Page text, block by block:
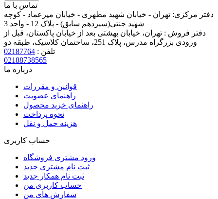
تماس با ما
دفتر مرکزی: تهران - خیابان شهید مطهری - خیابان میرعماد - کوچه
شهید جنتی(سیزدهم سابق) - پلاک 12 - واحد 3
دفتر فروش : تهران، خیابان بهشتی بعد از خیابان پاکستان، قبل از
ورودی بزرگراه مدرس، پلاک 251، ساختمان کلاسیک، طبقه دو
تلفن : 02187764
02188738565
درباره ما
قوانین و مقررات
راهنمای عضویت
راهنمای خرید محصول
نحوه پرداخت
هزینه حمل و نقل
حساب کاربری
ورود مشتری فروشگاه
ثبت نام مشتری جدید
ثبت نام همکار جدید
حساب کاربری من
سفارش های من